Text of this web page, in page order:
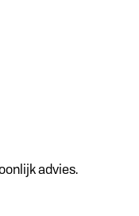
advies.